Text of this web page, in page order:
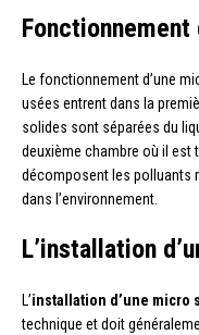
Le fonctionnement d’une
usées entrent dans la
solides sont séparées du
deuxième chambre où il est
décomposent les polluants
dans l’environnement.
L’installation
L’installation d’une micro
technique et doit